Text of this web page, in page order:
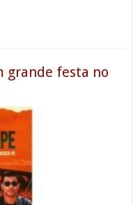
grande festa no